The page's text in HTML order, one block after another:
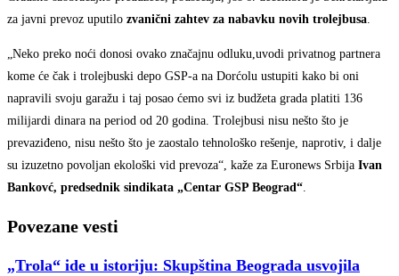
za javni prevoz uputilo zvanični zahtev za nabavku novih trolejbusa.
„Neko preko noći donosi ovako značajnu odluku,uvodi privatnog partnera
kome će čak i trolejbuski depo GSP-a na Dorćolu ustupiti kako bi oni
napravili svoju garažu i taj posao ćemo svi iz budžeta grada platiti 136
milijardi dinara na period od 20 godina. Trolejbusi nisu nešto što je
prevaziđeno, nisu nešto što je zaostalo tehnološko rešenje, naprotiv, i dalje
su izuzetno povoljan ekološki vid prevoza“, kaže za Euronews Srbija Ivan
Bankovć, predsednik sindikata „Centar GSP Beograd“.
Povezane vesti
„Trola“ ide u istoriju: Skupština Beograda usvojila